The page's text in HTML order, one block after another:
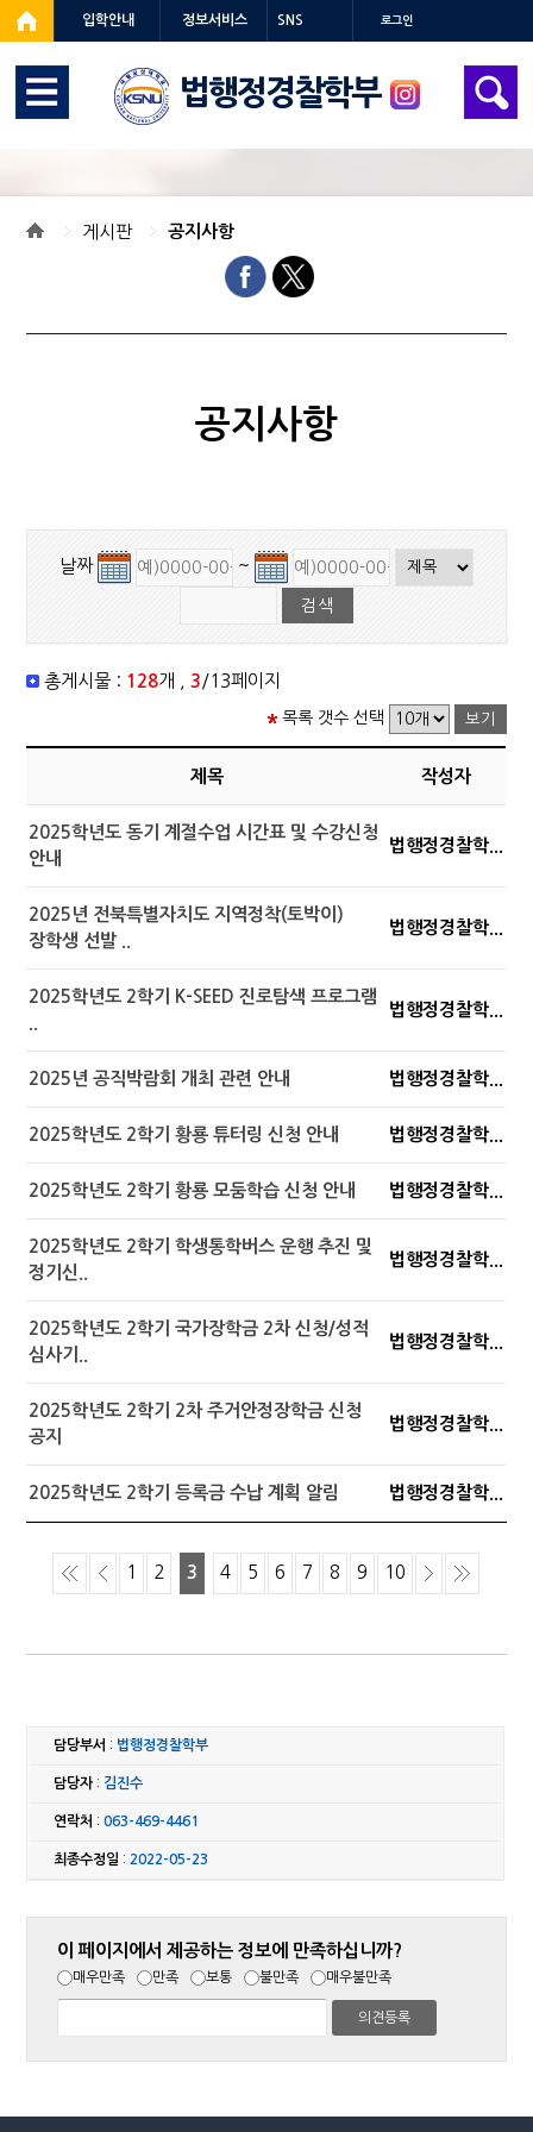
입학안내 정보서비스 SNS 로그인
법행정경찰학부
게시판 공지사항
공지사항
날짜 ~
총게시물 : 128 개 ,3 /13페이지
목록 갯수 선택
제목 작성자
2025학년도 동기 계절수업 시간표 및 수강신청
안내
법행정경찰학...
2025년 전북특별자치도 지역정착(토박이)
장학생 선발 ..
법행정경찰학...
2025학년도 2학기 K-SEED 진로탐색 프로그램
법행정경찰학...
2025년 공직박람회 개최 관련 안내 법행정경찰학...
2025학년도 2학기 황룡 튜터링 신청 안내 법행정경찰학...
2025학년도 2학기 황룡 모둠학습 신청 안내 법행정경찰학...
2025학년도 2학기 학생통학버스 운행 추진 및
정기신..
법행정경찰학...
2025학년도 2학기 국가장학금 2차 신청/성적
심사기..
법행정경찰학...
2025학년도 2학기 2차 주거안정장학금 신청
공지
법행정경찰학...
2025학년도 2학기 등록금 수납 계획 알림 법행정경찰학...
1 2 3 4 5 6 7 8 9 10
담당부서 : 법행정경찰학부
담당자: 김진수
연락처 :063-469-4461
최종수정일 : 2022-05-23
이 페이지에서 제공하는 정보에 만족하십니까?
매우만족 만족 보통 불만족 매우불만족